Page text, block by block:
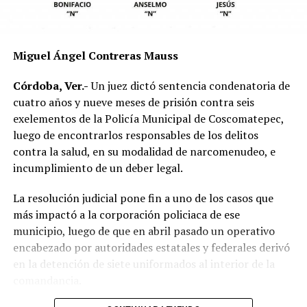
responsabilidad por parte de alguno de los conductores.
Las autoridades exhortaron a los automovilistas y
motociclistas a conducir con precaución, respetar los
límites de velocidad y aumentar la distancia de
seguridad entre vehículos, especialmente durante la
temporada de lluvias, cuando el riesgo de accidentes se
incrementa en las carreteras de la región.
La circulación en la zona se vio afectada por algunos
minutos mientras se realizaban las labores de auxilio y el
levantamiento de indicios por parte de las autoridades.
Posteriormente, el tránsito fue restablecido de manera
normal.
Miguel Ángel Contreras Mauss
Córdoba, Ver.-Un juez dictó sentencia condenatoria de
cuatro años y nueve meses de prisión contra seis
exelementos de la Policía Municipal de Coscomatepec,
luego de encontrarlos responsables de los delitos
contra la salud, en su modalidad de narcomenudeo, e
incumplimiento de un deber legal.
La resolución judicial pone fin a uno de los casos que
más impactó a la corporación policiaca de ese
municipio, luego de que en abril pasado un operativo
encabezado por autoridades estatales y federales derivó
en la detención de siete uniformados al interior de la